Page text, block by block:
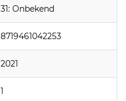
31: Onbekend
8719461042253
2021
1